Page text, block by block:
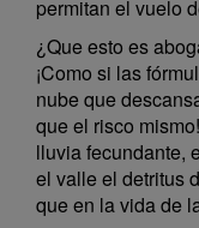
permitan el vuelo
¿Que esto es
¡Como si las
nube que
que el risco
lluvia fecundante,
el valle el detritus
que en la vida de